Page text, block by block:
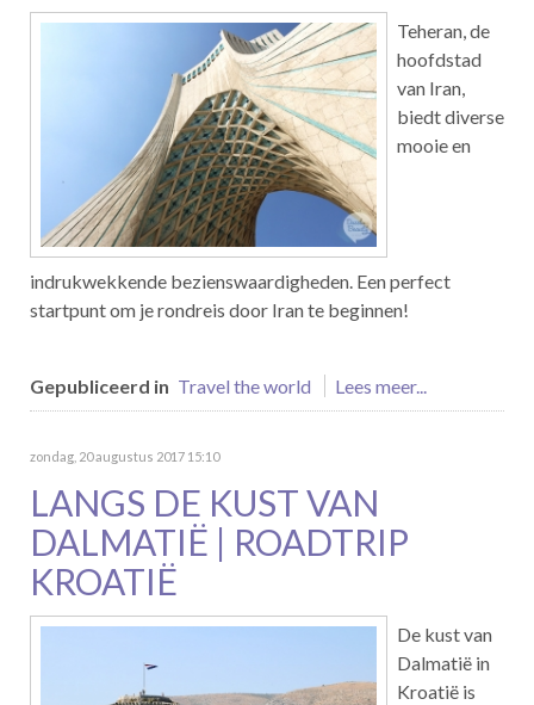
Teheran, de
hoofdstad
van Iran,
biedt diverse
mooie en
indrukwekkende bezienswaardigheden. Een perfect
startpunt om je rondreis door Iran te beginnen!
Gepubliceerd in Travel the world Lees meer...
zondag, 20 augustus 2017 15:10
LANGS DE KUST VAN
DALMATIË | ROADTRIP
KROATIË
De kust van
Dalmatië in
Kroatië is